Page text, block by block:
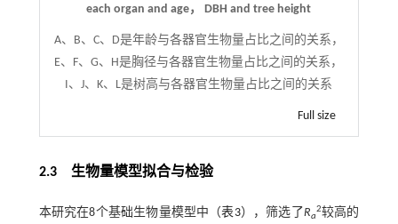
each organ and age， DBH and tree height
A、B、C、D是年龄与各器官生物量占比之间的关系，
E、F、G、H是胸径与各器官生物量占比之间的关系，
I、J、K、L是树高与各器官生物量占比之间的关系
Full size
2.3 生物量模型拟合与检验
本研究在8个基础生物量模型中（表3），筛选了 Ra
2较高的